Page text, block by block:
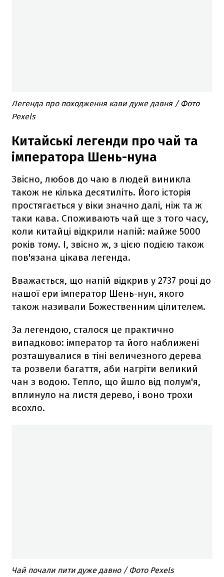
Легенда про походження кави дуже давня / Фото
Pexels
Китайські легенди про чай та
імператора Шень-нуна
Звісно, любов до чаю в людей виникла
також не кілька десятиліть. Його історія
простягається у віки значно далі, ніж та ж
таки кава. Споживають чай ще з того часу,
коли китайці відкрили напій: майже 5000
років тому. І, звісно ж, з цією подією також
пов'язана цікава легенда.
Вважається, що напій відкрив у 2737 році до
нашої ери імператор Шень-нун, якого
також називали Божественним цілителем.
За легендою, сталося це практично
випадково: імператор та його наближені
розташувалися в тіні величезного дерева
та розвели багаття, аби нагріти великий
чан з водою. Тепло, що йшло від полум'я,
вплинуло на листя дерево, і воно трохи
всохло.
Чай почали пити дуже давно / Фото Pexels